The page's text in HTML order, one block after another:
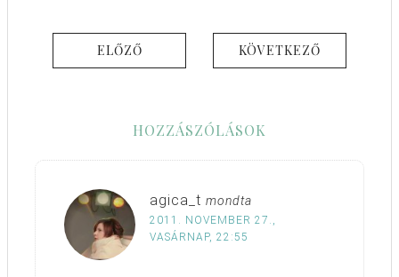
ELŐZŐ KÖVETKEZŐ
HOZZÁSZÓLÁSOK
agica_t mondta
2011. NOVEMBER 27.,
VASÁRNAP, 22:55